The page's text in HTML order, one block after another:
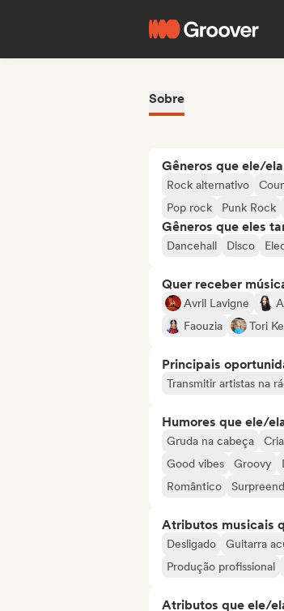
Sobre
Gêneros que ele/
Rock alternativo
Pop rock
Punk Rock
Gêneros que eles
Dancehall Disco
Quer receber
Avril Lavigne
Faouzia
Tori
Principais
Transmitir artistas na
Humores que ele/
Gruda na cabeça
Good vibes
Groovy
Romântico
Atributos musicais
Desligado Guitarra
Produção profissional
Atributos que ele/